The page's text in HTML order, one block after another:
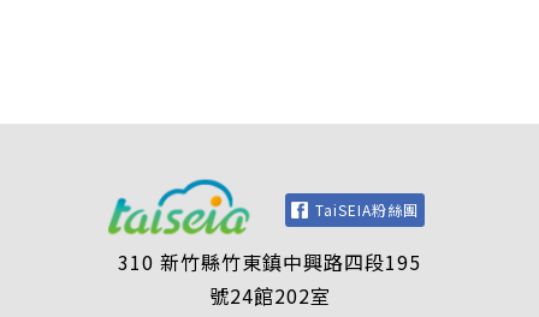
TaiSEIA粉絲團
310 新竹縣竹東鎮中興路四段195
號24館202室